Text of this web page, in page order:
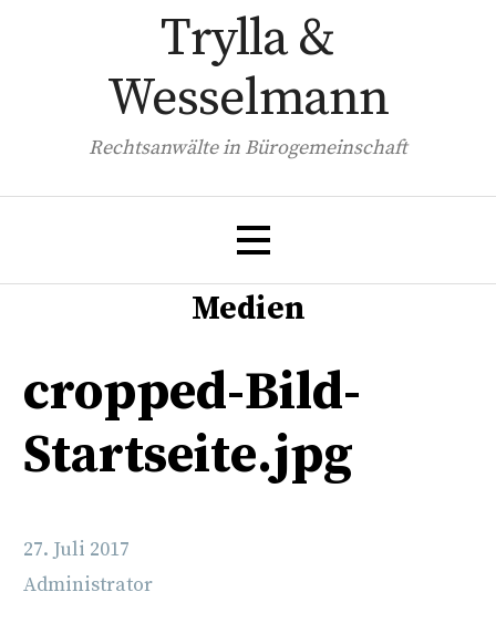
Trylla &
Wesselmann
Rechtsanwälte in Bürogemeinschaft
Medien
cropped-Bild-
Startseite.jpg
27. Juli 2017
Administrator